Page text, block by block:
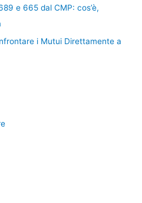
e 665 dal CMP: cos’è,
i Mutui Direttamente a